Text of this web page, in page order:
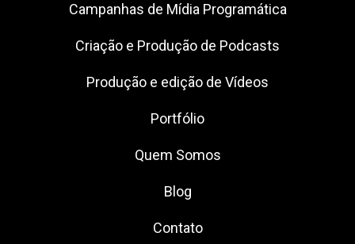
Campanhas de Mídia Programática
Criação e Produção de Podcasts
Produção e edição de Vídeos
Portfólio
Quem Somos
Blog
Contato